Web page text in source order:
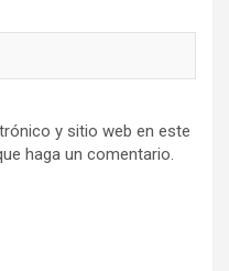
y sitio web en este
haga un comentario.